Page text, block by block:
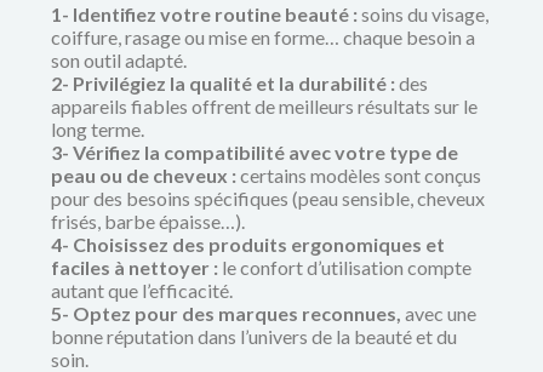
1- Identifiez votre routine beauté :soins du visage,
coiffure, rasage ou mise en forme… chaque besoin a
son outil adapté.
2- Privilégiez la qualité et la durabilité :des
appareils fiables offrent de meilleurs résultats sur le
long terme.
3- Vérifiez la compatibilité avec votre type de
peau ou de cheveux :certains modèles sont conçus
pour des besoins spécifiques (peau sensible, cheveux
frisés, barbe épaisse…).
4- Choisissez des produits ergonomiques et
faciles à nettoyer : le confort d’utilisation compte
autant que l’efficacité.
5- Optez pour des marques reconnues, avec une
bonne réputation dans l’univers de la beauté et du
soin.